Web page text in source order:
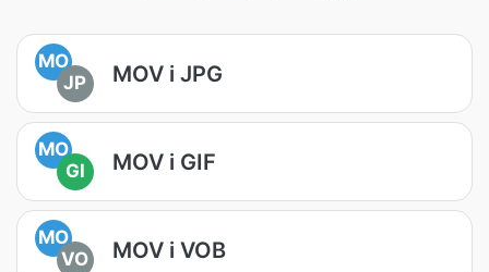
MO
JP
MOV i JPG
MO
GI
MOV i GIF
MO
VO
MOV i VOB